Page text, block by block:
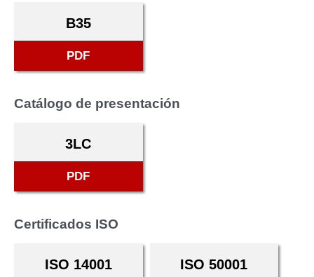
B35
PDF
Catálogo de presentación
3LC
PDF
Certificados ISO
ISO 14001 ISO 50001